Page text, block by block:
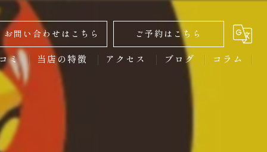
お問い合わせはこちら ご予約はこちら
ミ 当店の特徴 アクセス ブログ コラム